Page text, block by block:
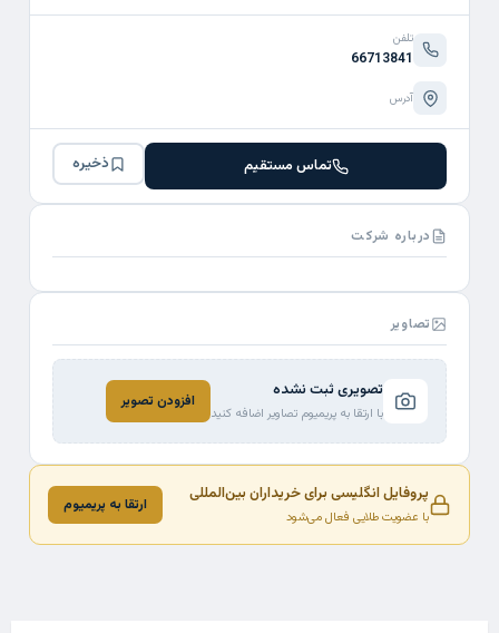
تلفن
66713841
آدرس
تماس مستقیم ذخیره
درباره شرکت
تصاویر
تصویری ثبت نشده
با ارتقا به پریمیوم تصاویر اضافه کنید
افزودن تصویر
پروفایل انگلیسی برای خریداران بین‌المللی
با عضویت طلایی فعال می‌شود
ارتقا به پریمیوم